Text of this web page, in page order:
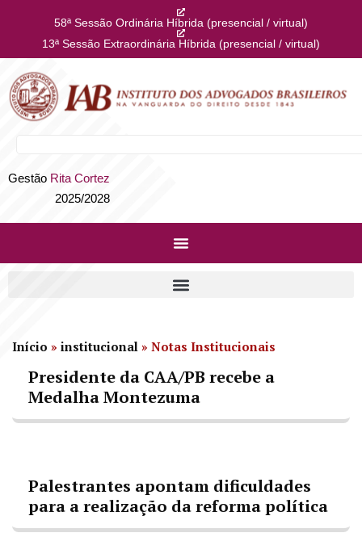
58ª Sessão Ordinária Híbrida (presencial / virtual)
13ª Sessão Extraordinária Híbrida (presencial / virtual)
Gestão Rita Cortez
2025/2028
Início » institucional » Notas Institucionais
Presidente da CAA/PB recebe a
Medalha Montezuma
Palestrantes apontam dificuldades
para a realização da reforma política